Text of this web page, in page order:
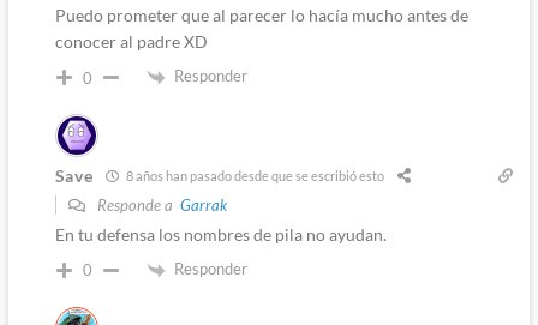
Puedo prometer que al parecer lo hacía mucho antes de
conocer al padre XD
0 Responder
Save 8 años han pasado desde que se escribió esto
Responde a Garrak
En tu defensa los nombres de pila no ayudan.
0 Responder